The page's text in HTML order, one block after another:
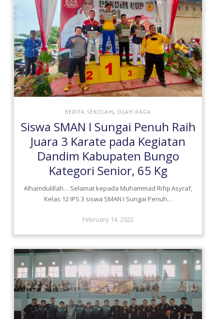
BERITA SEKOLAH , OLAH RAGA
Siswa SMAN I Sungai Penuh Raih
Juara 3 Karate pada Kegiatan
Dandim Kabupaten Bungo
Kategori Senior, 65 Kg
Alhamdulillah… Selamat kepada Muhammad Rifqi Asyraf,
Kelas 12 IPS 3 siswa SMAN I Sungai Penuh…
February 14, 2022